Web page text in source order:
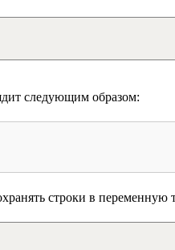
следующим образом:
строки в переменную